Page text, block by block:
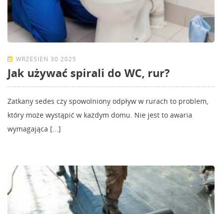
WRZESIEŃ 30 2025
Jak używać spirali do WC, rur?
Zatkany sedes czy spowolniony odpływ w rurach to problem,
który może wystąpić w każdym domu. Nie jest to awaria
wymagająca [...]